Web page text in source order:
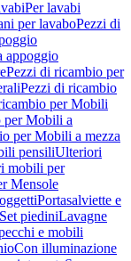
Per lavabi
per lavaboPezzi di
appoggio
Pezzi di ricambio per
Pezzi di ricambio
per Mobili
per Mobili a
per Mobili a mezza
pensiliUlteriori
mobili per
Mensole
Portasalviette e
Set piediniLavagne
e mobili
Con illuminazione